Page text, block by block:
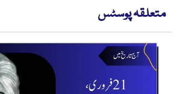
متعلقہ پوسٹس